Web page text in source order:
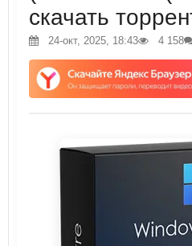
скачать
24-окт, 2025, 18:43 4 158